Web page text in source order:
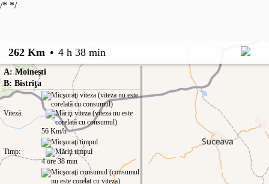
/* */
262 Km • 4 h 38 min
A: Moineşti
B: Bistriţa
Viteză:
56 Km/h
Timp:
4 ore 38 min